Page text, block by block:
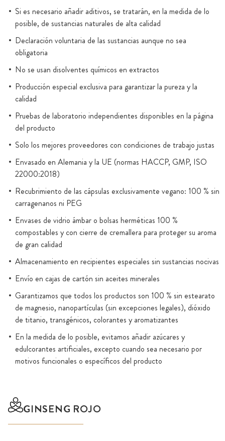
Si es necesario añadir aditivos, se tratarán, en la medida de lo
posible, de sustancias naturales de alta calidad
Declaración voluntaria de las sustancias aunque no sea
obligatoria
No se usan disolventes químicos en extractos
Producción especial exclusiva para garantizar la pureza y la
calidad
Pruebas de laboratorio independientes disponibles en la página
del producto
Solo los mejores proveedores con condiciones de trabajo justas
Envasado en Alemania y la UE (normas HACCP, GMP, ISO
22000:2018)
Recubrimiento de las cápsulas exclusivamente vegano: 100 % sin
carragenanos ni PEG
Envases de vidrio ámbar o bolsas herméticas 100 %
compostables y con cierre de cremallera para proteger su aroma
de gran calidad
Almacenamiento en recipientes especiales sin sustancias nocivas
Envío en cajas de cartón sin aceites minerales
Garantizamos que todos los productos son 100 % sin estearato
de magnesio, nanopartículas (sin excepciones legales), dióxido
de titanio, transgénicos, colorantes y aromatizantes
En la medida de lo posible, evitamos añadir azúcares y
edulcorantes artificiales, excepto cuando sea necesario por
motivos funcionales o específicos del producto
GINSENG ROJO